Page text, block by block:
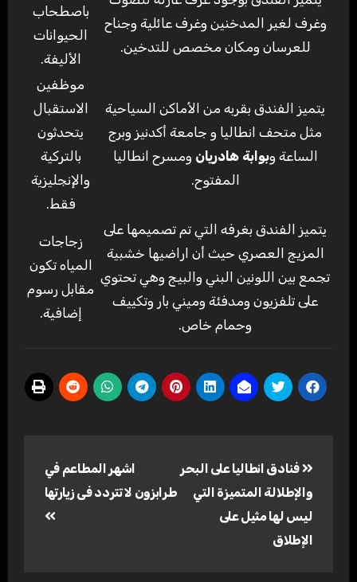
وغرف لغير المدخنين وغرف عائلية وجناح
للعرسان ومكان مخصص للتدخين.
باصطحاب
الحيوانات
الأليفة.
يتميز الفندق بقربه من الأماكن السياحية
مثل متحف انطاليا و جامعة أكدنيز وبرج
الساعة وبوابة هادريان ومسرح انطاليا
المفتوح.
موظفين
الاستقبال
يتحدثون
بالتركية
والإنجليزية
فقط.
يتميز الفندق بغرفه التي تم تصميمها على
المزيج العصري حيث أن اراضيها خشبية
تجمع بين اللونين البني والبيج وهي تحتوي
على تلفزيون ومدفئة وميني بار وتكييف
وحمام خاص.
زجاجات
المياه تكون
مقابل رسوم
إضافية.
المقالات
فنادق انطاليا على البحر
والإطلالة المتميزة التي
ليس لها مثيل على
الإطلاق
اشهر المطاعم في
طرابزون لا تتردد فى زيارتها